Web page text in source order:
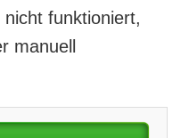
funktioniert,
manuell